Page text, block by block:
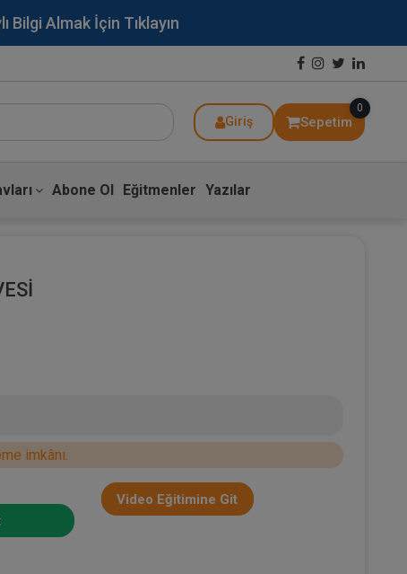
Bilgi Almak İçin Tıklayın
Giriş Sepetim
0
Abone Ol Eğitmenler Yazılar
imkânı.
Video Eğitimine Git